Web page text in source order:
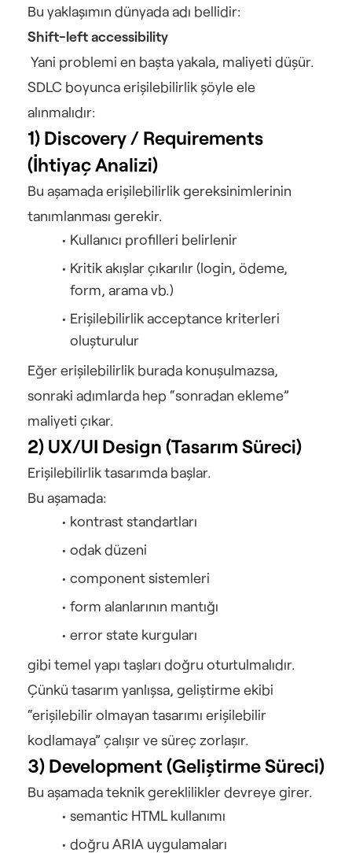
Bu yaklaşımın dünyada adı bellidir:
Shift-left accessibility
Yani problemi en başta yakala, maliyeti düşür.
SDLC boyunca erişilebilirlik şöyle ele
alınmalıdır:
1) Discovery / Requirements
(İhtiyaç Analizi)
Bu aşamada erişilebilirlik gereksinimlerinin
tanımlanması gerekir.
Kullanıcı profilleri belirlenir
Kritik akışlar çıkarılır (login, ödeme,
form, arama vb.)
Erişilebilirlik acceptance kriterleri
oluşturulur
Eğer erişilebilirlik burada konuşulmazsa,
sonraki adımlarda hep “sonradan ekleme”
maliyeti çıkar.
2) UX/UI Design (Tasarım Süreci)
Erişilebilirlik tasarımda başlar.
Bu aşamada:
kontrast standartları
odak düzeni
component sistemleri
form alanlarının mantığı
error state kurguları
gibi temel yapı taşları doğru oturtulmalıdır.
Çünkü tasarım yanlışsa, geliştirme ekibi
“erişilebilir olmayan tasarımı erişilebilir
kodlamaya” çalışır ve süreç zorlaşır.
3) Development (Geliştirme Süreci)
Bu aşamada teknik gereklilikler devreye girer.
semantic HTML kullanımı
doğru ARIA uygulamaları